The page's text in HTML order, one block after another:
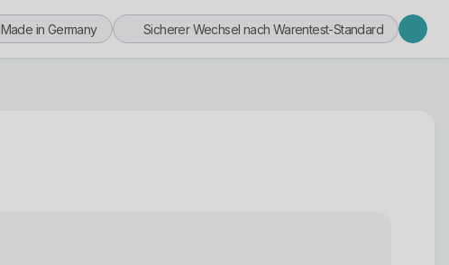
Made in Germany Sicherer Wechsel nach Warentest-Standard